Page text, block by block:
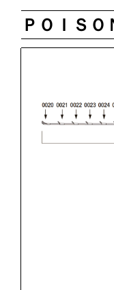
ＰＯＩＳ